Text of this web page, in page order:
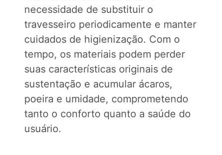
necessidade de substituir o
travesseiro periodicamente e manter
cuidados de higienização. Com o
tempo, os materiais podem perder
suas características originais de
sustentação e acumular ácaros,
poeira e umidade, comprometendo
tanto o conforto quanto a saúde do
usuário.